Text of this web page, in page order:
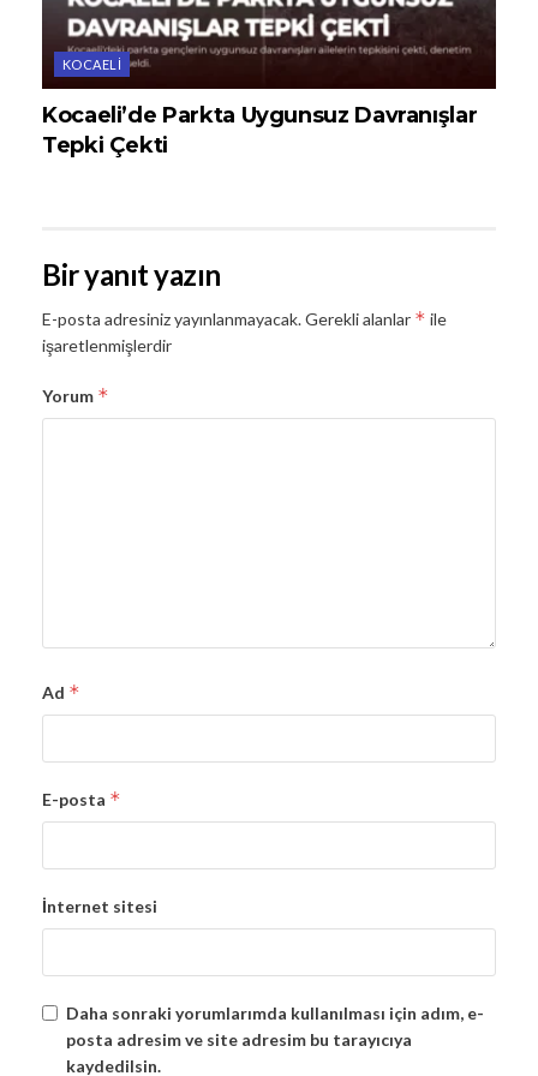
KOCAELI
Kocaeli’de Parkta Uygunsuz Davranışlar
Tepki Çekti
Bir yanıt yazın
E-posta adresiniz yayınlanmayacak.Gerekli alanlar * ile
işaretlenmişlerdir
Yorum *
Ad *
E-posta *
İnternet sitesi
Daha sonraki yorumlarımda kullanılması için adım, e-
posta adresim ve site adresim bu tarayıcıya
kaydedilsin.